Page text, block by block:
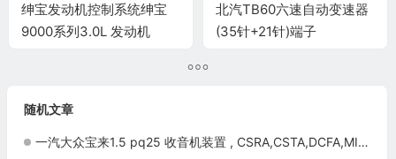
绅宝发动机控制系统绅宝
9000系列3.0L 发动机
北汽TB60六速自动变速器
(35针+21针)端子
随机文章
一汽大众宝来1.5 pq25 收音机装置 , CSRA,CSTA,DCFA,MIB 电路图